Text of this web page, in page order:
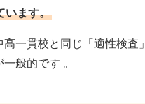
います。
一貫校と同じ「適性検査」
般的です 。